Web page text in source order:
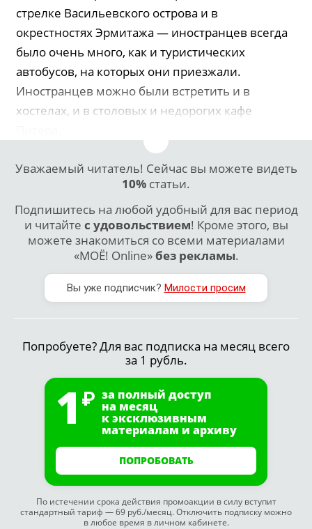
стрелке Васильевского острова и в
окрестностях Эрмитажа — иностранцев всегда
было очень много, как и туристических
автобусов, на которых они приезжали.
Иностранцев можно были встретить и в
хостелах, и в столовых и недорогих кафе
Уважаемый читатель! Сейчас вы можете видеть
10% статьи.
Подпишитесь на любой удобный для вас период
и читайте с удовольствием! Кроме этого, вы
можете знакомиться со всеми материалами
«МОЁ! Online»без рекламы.
Вы уже подписчик? Милости просим
Попробуете? Для вас подписка на месяц всего
за 1 рубль.
1 за полный доступ
на месяц
к эксклюзивным
материалам и архиву
ПОПРОБОВАТЬ
По истечении срока действия промоакции в силу вступит
стандартный тариф — 69 руб./месяц. Отключить подписку можно
в любое время в личном кабинете.